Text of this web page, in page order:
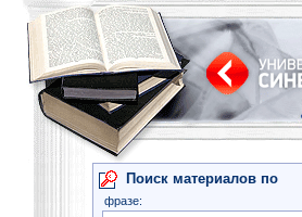
Поиск материалов по
фразе: